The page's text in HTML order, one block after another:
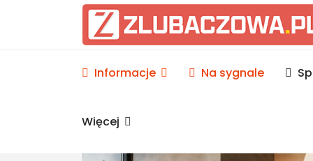
Informacje Lubaczów,
Informacje Na sygnale
Więcej